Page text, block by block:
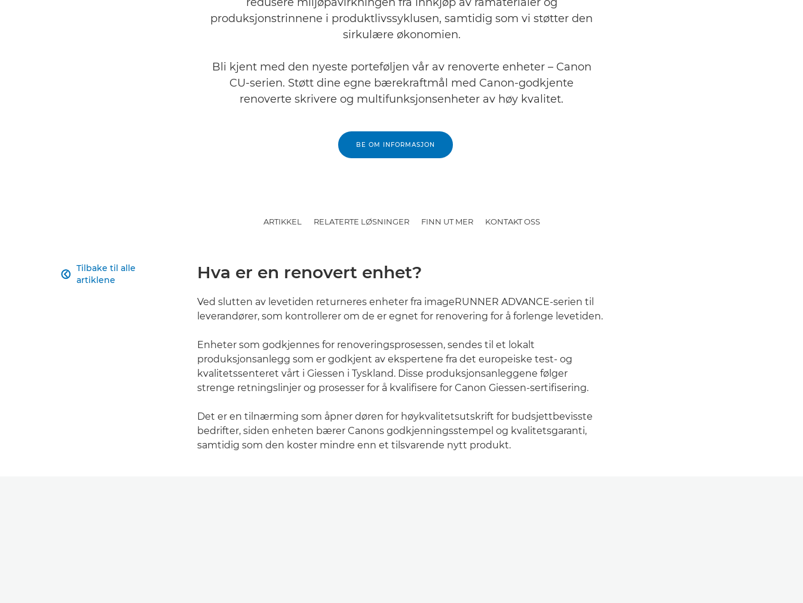
produksjonstrinnene i produktlivssyklusen, samtidig som vi støtter den
sirkulære økonomien.
Bli kjent med den nyeste porteføljen vår av renoverte enheter – Canon
CU-serien. Støtt dine egne bærekraftmål med Canon-godkjente
renoverte skrivere og multifunksjonsenheter av høy kvalitet.
BE OM INFORMASJON
ARTIKKEL RELATERTE LØSNINGER FINN UT MER KONTAKT OSS
Tilbake til alle
artiklene
 Hva er en renovert enhet?
Ved slutten av levetiden returneres enheter fra imageRUNNER ADVANCE-serien til
leverandører, som kontrollerer om de er egnet for renovering for å forlenge levetiden.
Enheter som godkjennes for renoveringsprosessen, sendes til et lokalt
produksjonsanlegg som er godkjent av ekspertene fra det europeiske test- og
kvalitetssenteret vårt i Giessen i Tyskland. Disse produksjonsanleggene følger
strenge retningslinjer og prosesser for å kvalifisere for Canon Giessen-sertifisering.
Det er en tilnærming som åpner døren for høykvalitetsutskrift for budsjettbevisste
bedrifter, siden enheten bærer Canons godkjenningsstempel og kvalitetsgaranti,
samtidig som den koster mindre enn et tilsvarende nytt produkt.